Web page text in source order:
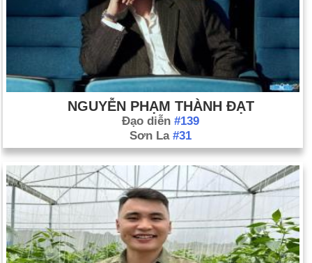
NGUYỄN PHẠM THÀNH ĐẠT
Đạo diễn #139
Sơn La #31